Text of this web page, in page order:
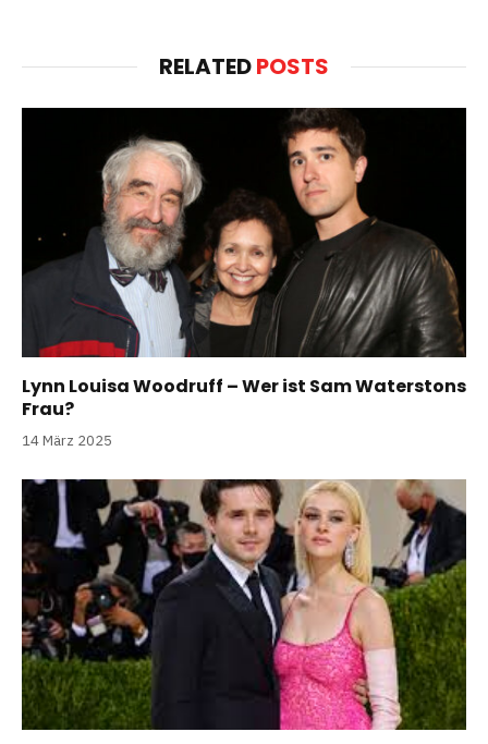
RELATEDPOSTS
Lynn Louisa Woodruff – Wer ist Sam Waterstons
Frau?
14 März 2025